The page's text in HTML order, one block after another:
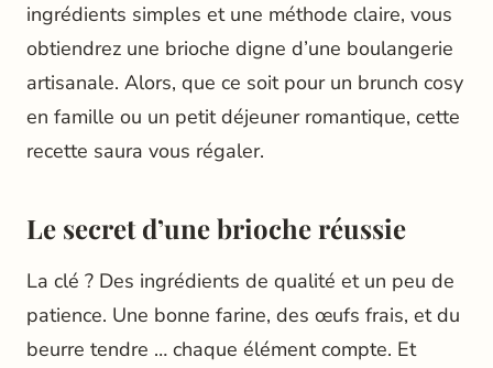
ingrédients simples et une méthode claire, vous
obtiendrez une brioche digne d’une boulangerie
artisanale. Alors, que ce soit pour un brunch cosy
en famille ou un petit déjeuner romantique, cette
recette saura vous régaler.
Le secret d’une brioche réussie
La clé ? Des ingrédients de qualité et un peu de
patience. Une bonne farine, des œufs frais, et du
beurre tendre … chaque élément compte. Et